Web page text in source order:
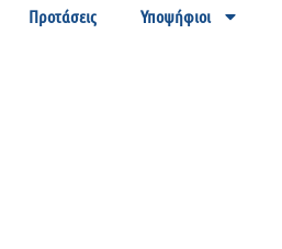
Προτάσεις Υποψήφιοι